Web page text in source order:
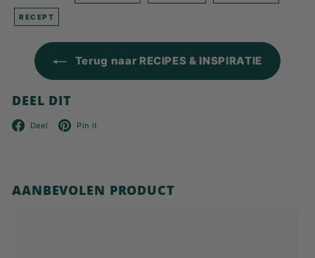
RECEPT
Terug naar RECIPES & INSPIRATIE
DEEL DIT
Deel Facebook
Pin it
AANBEVOLEN PRODUCT